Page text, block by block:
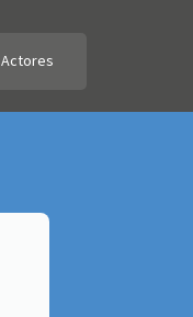
Actores